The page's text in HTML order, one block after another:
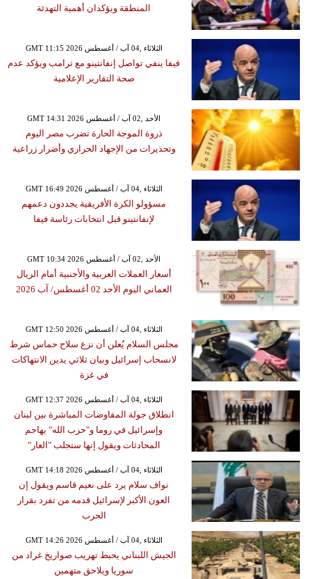
المنطقة ويؤكدان أهمية التهدئة
GMT 11:15 2026 الثلاثاء ,04 آب / أغسطس
فيفا ينفي تواصل إنفانتينو مع ترامب ويؤكد عدم
صحة التقارير الإعلامية
GMT 14:31 2026 الأحد ,02 آب / أغسطس
ذروة الموجة الحارة تضرب مصر اليوم
وتحذيرات من الإجهاد الحراري وأضرار زراعية
GMT 16:49 2026 الثلاثاء ,04 آب / أغسطس
مسؤولو الكرة الأفريقية يجددون دعمهم
لإنفانتينو قبل انتخابات رئاسة فيفا
GMT 10:34 2026 الأحد ,02 آب / أغسطس
أسعار العملات العربية والأجنبية أمام الريال
العماني اليوم الأحد 02 أغسطس/ آب 2026
GMT 12:50 2026 الثلاثاء ,04 آب / أغسطس
مجلس السلام يُعلن أن نزع سلاح حماس شرط
لانسحاب إسرائيل وبيان ثلاثي يدين الانتهاكات
في غزة
GMT 12:37 2026 الثلاثاء ,04 آب / أغسطس
انطلاق جولة المفاوضات المباشرة بين لبنان
وإسرائيل في روما و"حزب الله" يهاجم
المحادثات ويقول إنها ستجلب "العار"
GMT 14:18 2026 الثلاثاء ,04 آب / أغسطس
نواف سلام يرد على نعيم قاسم ويقول إن
العون الأكبر لإسرائيل قدمه من تفرد بقرار
الحرب
GMT 14:26 2026 الثلاثاء ,04 آب / أغسطس
الجيش اللبناني يحبط تهريب صواريخ غراد من
سوريا ويلاحق متهمين